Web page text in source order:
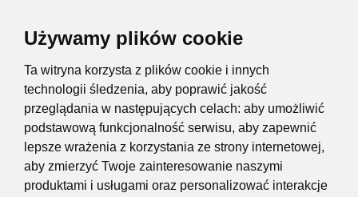
Używamy plików cookie
Ta witryna korzysta z plików cookie i innych
technologii śledzenia, aby poprawić jakość
przeglądania w następujących celach: aby umożliwić
podstawową funkcjonalność serwisu, aby zapewnić
lepsze wrażenia z korzystania ze strony internetowej,
aby zmierzyć Twoje zainteresowanie naszymi
produktami i usługami oraz personalizować interakcje